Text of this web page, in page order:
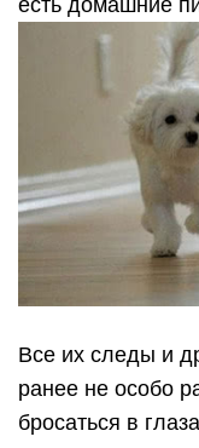
Крепёж плинтуса
Монтаж плинтуса
поверхности,
угловые